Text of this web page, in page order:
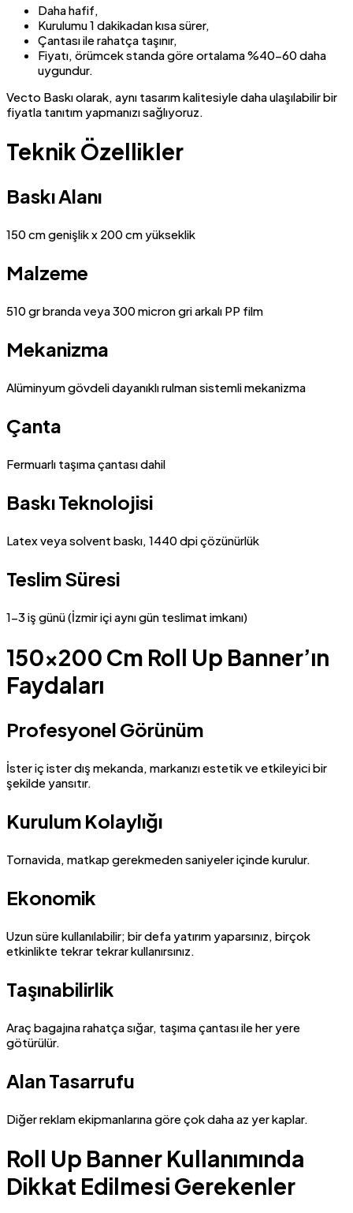
Daha hafif,
Kurulumu 1 dakikadan kısa sürer,
Çantası ile rahatça taşınır,
Fiyatı, örümcek standa göre ortalama %40-60 daha
uygundur.
Vecto Baskı olarak, aynı tasarım kalitesiyle daha ulaşılabilir bir
fiyatla tanıtım yapmanızı sağlıyoruz.
Teknik Özellikler
Baskı Alanı
150 cm genişlik x 200 cm yükseklik
Malzeme
510 gr branda veya 300 micron gri arkalı PP film
Mekanizma
Alüminyum gövdeli dayanıklı rulman sistemli mekanizma
Çanta
Fermuarlı taşıma çantası dahil
Baskı Teknolojisi
Latex veya solvent baskı, 1440 dpi çözünürlük
Teslim Süresi
1-3 iş günü (İzmir içi aynı gün teslimat imkanı)
150×200 Cm Roll Up Banner’ın
Faydaları
Profesyonel Görünüm
İster iç ister dış mekanda, markanızı estetik ve etkileyici bir
şekilde yansıtır.
Kurulum Kolaylığı
Tornavida, matkap gerekmeden saniyeler içinde kurulur.
Ekonomik
Uzun süre kullanılabilir; bir defa yatırım yaparsınız, birçok
etkinlikte tekrar tekrar kullanırsınız.
Taşınabilirlik
Araç bagajına rahatça sığar, taşıma çantası ile her yere
götürülür.
Alan Tasarrufu
Diğer reklam ekipmanlarına göre çok daha az yer kaplar.
Roll Up Banner Kullanımında
Dikkat Edilmesi Gerekenler